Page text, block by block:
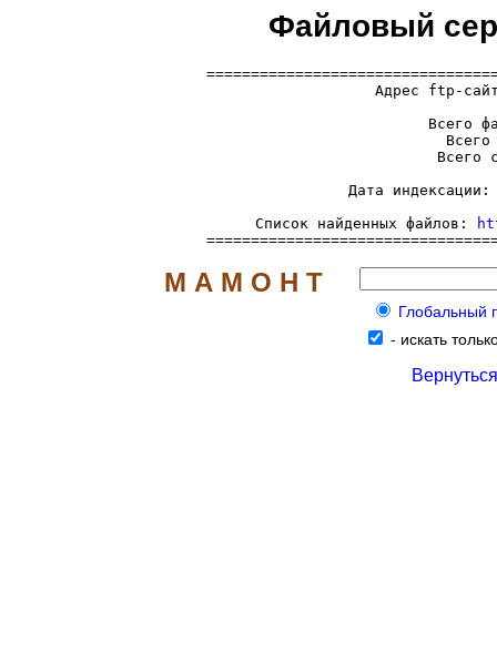
Файловый
Адрес ftp-
Всего
Всего
Всего
Дата
     Список найденных файлов:
М А М О Н Т
Глобальный
- искать